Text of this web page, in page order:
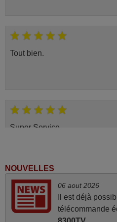
Tout bien.
Super Service
Parfait.. je recommande..!
NOUVELLES
06 aout 2026
Il est déjà
télécommande